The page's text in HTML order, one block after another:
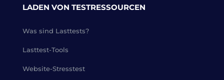
LADEN VON TESTRESSOURCEN
Was sind Lasttests?
Lasttest-Tools
Website-Stresstest